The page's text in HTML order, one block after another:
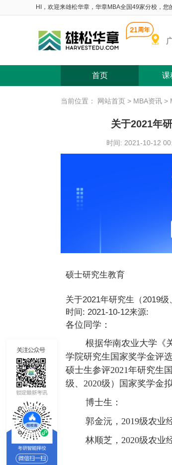
HI，欢迎来雄松华章，华章MBA全国49家分校，您
首页 课
当前位置： 网站首页 > MBA资讯 >
关于2021年
时间: 2021-10-12
硕士研究生教育
关于2021年研究生（2019
时间: 2021-10-12来源:
各位同学：
根据华南农业大学《
学院研究生国家奖学金评
硕士生参评2021年研究生
级、2020级）国家奖学金
博士生：
郭金沅， 2019级农业
林顺芝， 2020级农业